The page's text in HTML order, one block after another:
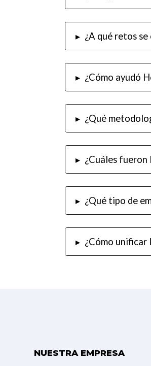
▸ ¿A qué retos
▸ ¿Cómo ayudó
▸ ¿Qué
▸ ¿Cuáles fueron
▸ ¿Qué tipo de
▸ ¿Cómo unificar
NUESTRA EMPRESA